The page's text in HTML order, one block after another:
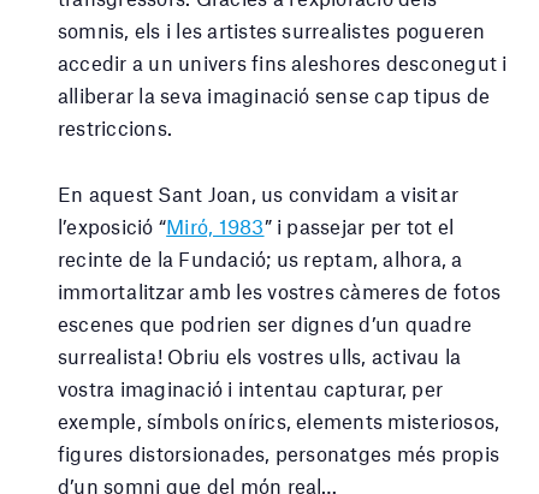
somnis, els i les artistes surrealistes pogueren
accedir a un univers fins aleshores desconegut i
alliberar la seva imaginació sense cap tipus de
restriccions.
En aquest Sant Joan, us convidam a visitar
l’exposició “Miró, 1983” i passejar per tot el
recinte de la Fundació; us reptam, alhora, a
immortalitzar amb les vostres càmeres de fotos
escenes que podrien ser dignes d’un quadre
surrealista! Obriu els vostres ulls, activau la
vostra imaginació i intentau capturar, per
exemple, símbols onírics, elements misteriosos,
figures distorsionades, personatges més propis
d’un somni que del món real…